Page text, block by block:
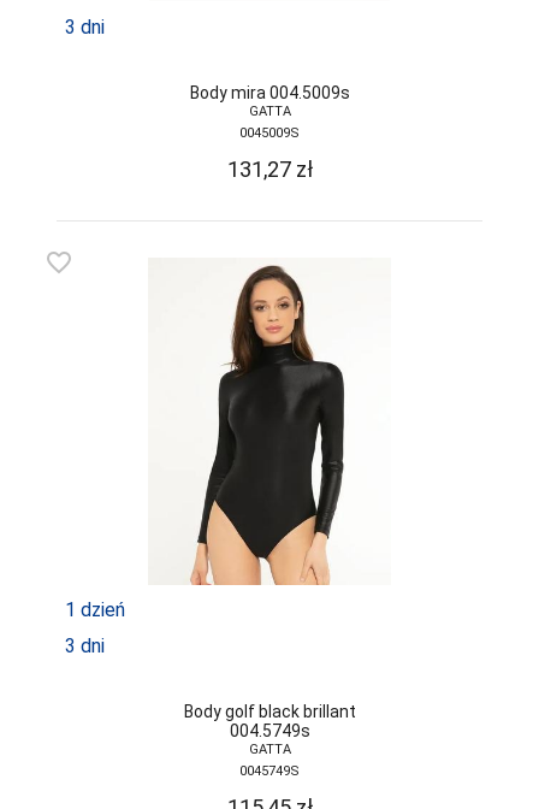
3 dni
Body mira 004.5009s
GATTA
0045009S
131,27 zł
favorite_border
1 dzień
3 dni
Body golf black brillant
004.5749s
GATTA
0045749S